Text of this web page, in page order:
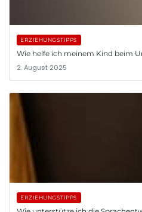
ERZIEHUNGSTIPPS
Wie helfe ich meinem Kind beim
2. August 2025
ERZIEHUNGSTIPPS